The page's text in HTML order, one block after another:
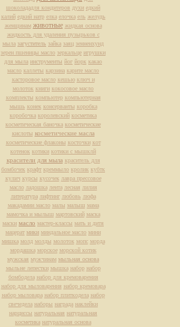
шоколададля кондитеров духи едкий
калий едкий натр елка елочка ель желудь
женщинам животные жидкая основа
жидкость для удаления пузырьков с
мыла загуститель зайка заяц зенненхунд
зерен пшеницы масло зеркальце игрушки
для мыла инструменты йог йорк какао
масло каллеты карзина карите масло
касторовое масло кешью ключ и
молоток книги кокосовое масло
комплекты компьютер компьютерная
мышь конек консерванты коробка
коробочка королевский косметика
косметическая баночка косметические
кислоты косметические масла
косметические флаконы косточки кот
котенок котики котики с мышклй
красители для мыла краситель для
бомбочек крафт креммыло кролик кубтк
кулич курсы кусочек лавра прессовое
масло ладошка лента лесная лилия
литература лифтинг любовь люфа
макадамии масло малы малыш мама
мамочка и мылыш мартовский маска
маски масло мастер-классы мать и дитя
мацерат мики миндальное масло мини
мишка молд молды молоток мопс морда
мордашка морское морской котик
мужская мужчинам мыльная основа
мыльне лепестки мышка набор набор
бомбодела набор для кремоварения
набор для мыловарения набор кремовара
набор мыловара набор плиткодела набор
свечедела наборы награда наклейки
нарциссы натуральная натуральная
косметика натуральная основа